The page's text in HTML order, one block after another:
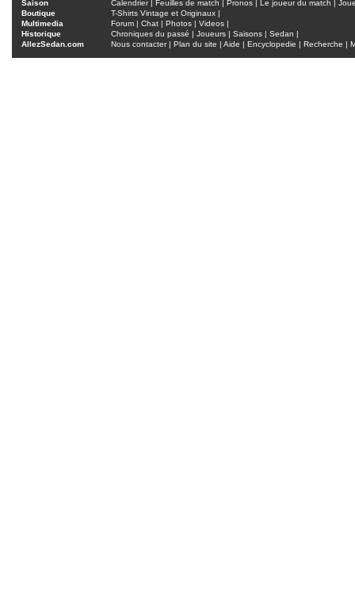
Saison Calendrier| Feuilles de match Pronos Le joueur du match
Boutique
T-Shirts Vintage et Originaux |
Multimedia
Forum | Chat | Photos | Videos |
Historique
Chroniques du passé | Joueurs | Saisons | Sedan |
AllezSedan.com
Nous contacter| Plan du site | Aide | Encyclopedie | Recherche |